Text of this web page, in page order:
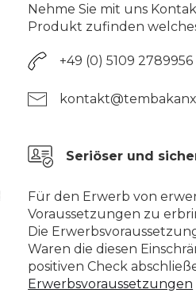
Nehme Sie mit uns
Produkt zufinden
+49 (0) 5109 2789956
Seriöser und
Für den Erwerb von
Voraussetzungen zu
Die
Waren die diesen
positiven Check
Erwerbsvoraussetzungen